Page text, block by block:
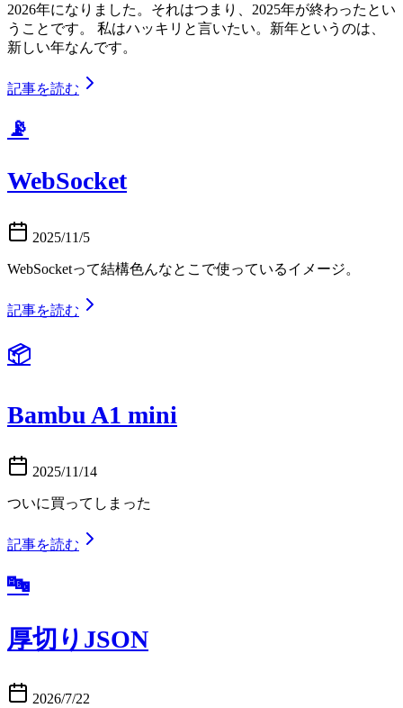
2026年になりました。それはつまり、2025年が終わったとい
うことです。 私はハッキリと言いたい。新年というのは、
新しい年なんです。
記事を読む
📡
WebSocket
2025/11/5
WebSocketって結構色んなとこで使っているイメージ。
記事を読む
📦
Bambu A1 mini
2025/11/14
ついに買ってしまった
記事を読む
🔤
厚切りJSON
2026/7/22